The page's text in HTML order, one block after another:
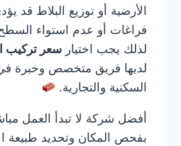
الأرضية أو توزيع البلاط قد
فراغات أو عدم استواء
لذلك يجب اختيار سعر تركيب
لديها فريق متخصص وخبرة في
السكنية والتجارية.
أفضل شركة لا تبدأ العمل
بفحص المكان وتحديد طبيعة